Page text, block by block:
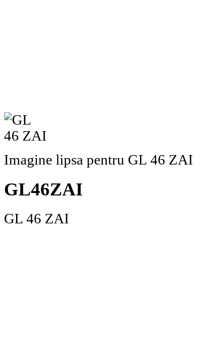
Imagine lipsa pentru GL 46 ZAI
GL46ZAI
GL 46 ZAI